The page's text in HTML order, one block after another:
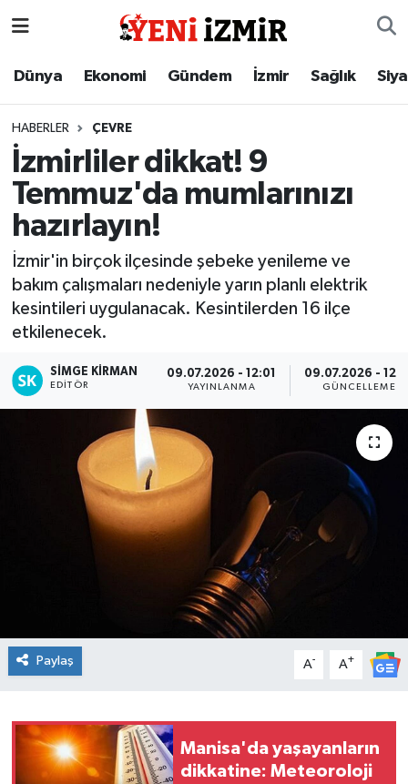
Dünya Ekonomi Gündem İzmir Sağlık
HABERLER ÇEVRE
İzmirliler dikkat! 9
Temmuz'da mumlarınızı
hazırlayın!
İzmir'in birçok ilçesinde şebeke yenileme ve
bakım çalışmaları nedeniyle yarın planlı elektrik
kesintileri uygulanacak. Kesintilerden 16 ilçe
etkilenecek.
SIMGE KİRMAN
EDITÖR
09.07.2026 - 12:01
YAYINLANMA
09.07.2026 -
GÜNCELLEME
Paylaş A- A+
Manisa'da yaşayanların
dikkatine: Meteoroloji
Dünya
Gündem
İzmir
Sağlık
Siyaset
Teknoloji
Tatil ve Seyahat
İzmir Nöbetçi Eczaneler
İzmir Namaz Vakitleri
İzmir Trafik Yoğunluk Haritası
Süper Lig Puan Durumu ve Fikstür
Tüm Manşetler